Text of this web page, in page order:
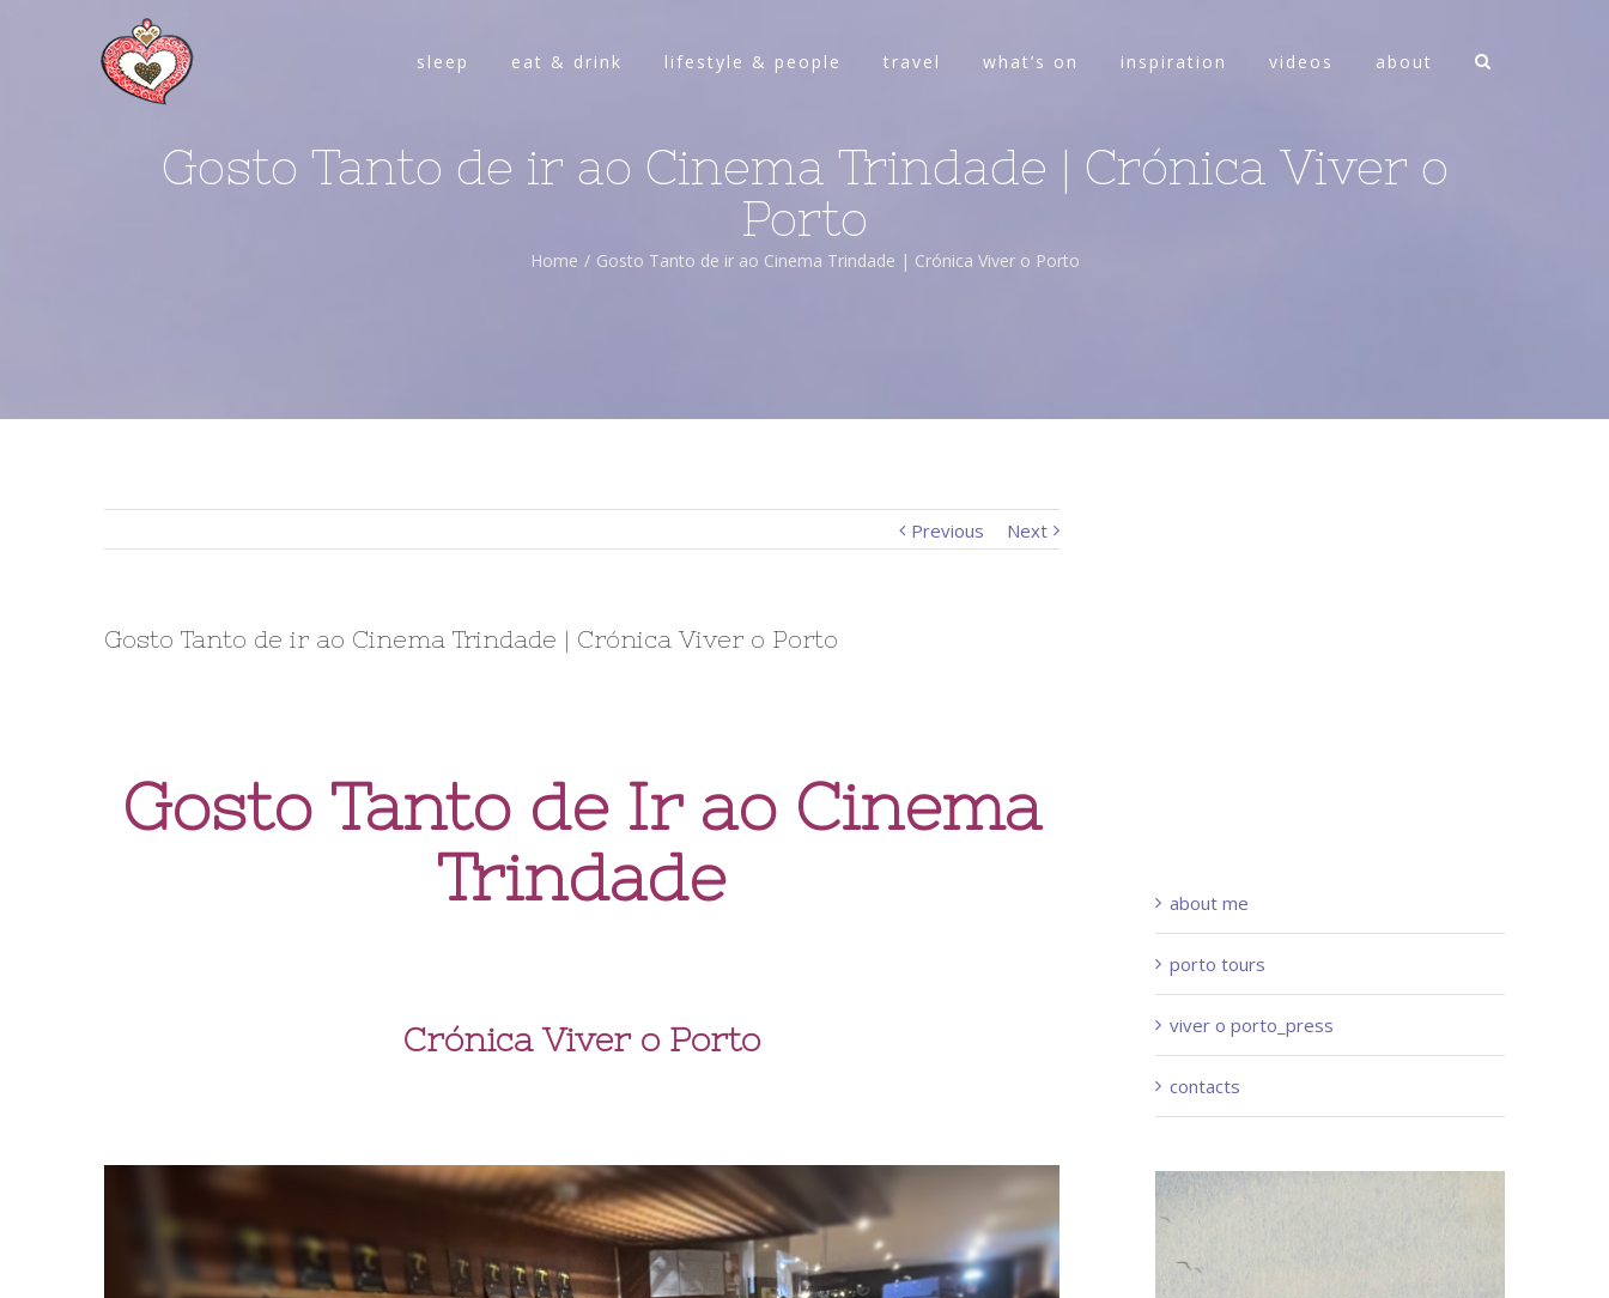
sleep eat & drink lifestyle & people travel what’s on inspiration videos about
Gosto Tanto de ir ao Cinema Trindade | Crónica Viver o
Porto
Home / Gosto Tanto de ir ao Cinema Trindade | Crónica Viver o Porto
Previous Next
Gosto Tanto de ir ao Cinema Trindade | Crónica Viver o Porto
Gosto Tanto de Ir ao Cinema
Trindade
Crónica Viver o Porto
about me
porto tours
viver o porto_press
contacts